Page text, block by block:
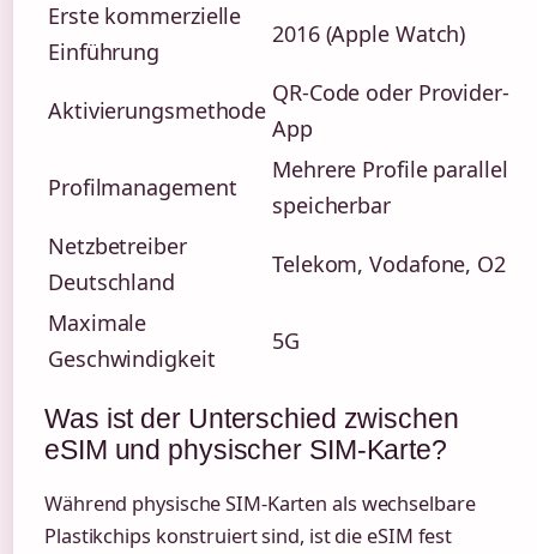
Erste kommerzielle
Einführung
2016 (Apple Watch)
Aktivierungsmethode
QR-Code oder Provider-
App
Profilmanagement
Mehrere Profile parallel
speicherbar
Netzbetreiber
Deutschland
Telekom, Vodafone, O2
Maximale
Geschwindigkeit
5G
Was ist der Unterschied zwischen
eSIM und physischer SIM-Karte?
Während physische SIM-Karten als wechselbare
Plastikchips konstruiert sind, ist die eSIM fest